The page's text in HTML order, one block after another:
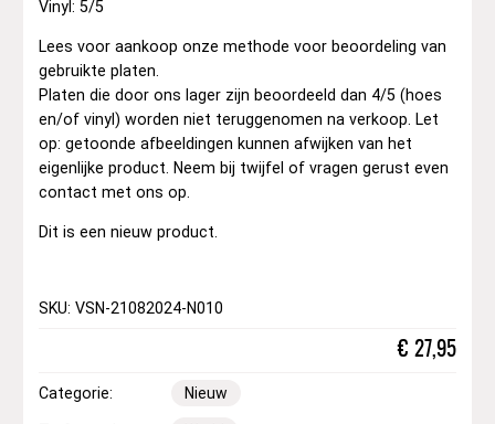
Vinyl: 5/5
Lees voor aankoop onze methode voor beoordeling van
gebruikte platen.
Platen die door ons lager zijn beoordeeld dan 4/5 (hoes
en/of vinyl) worden niet teruggenomen na verkoop. Let
op: getoonde afbeeldingen kunnen afwijken van het
eigenlijke product. Neem bij twijfel of vragen gerust even
contact met ons op.
Dit is een nieuw product.
SKU: VSN-21082024-N010
€ 27,95
Categorie: Nieuw